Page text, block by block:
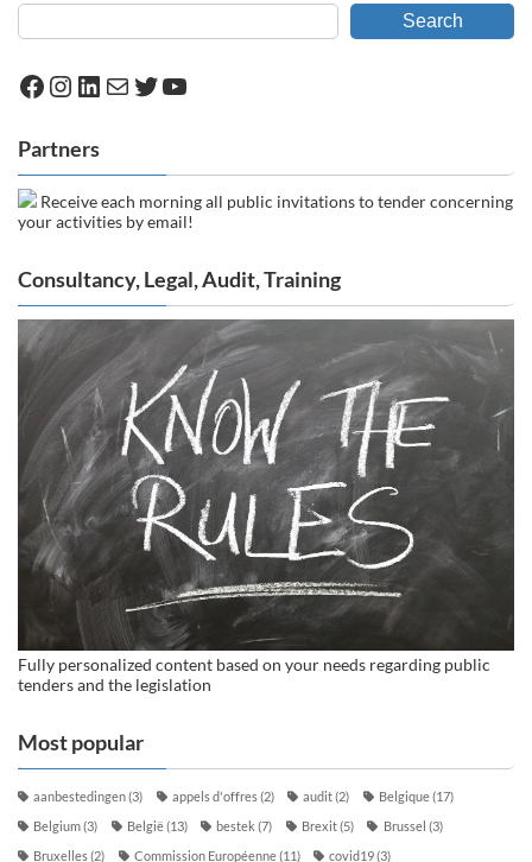
Search
Facebook
Instagram
LinkedIn
MailTwitter
YouTube
Partners
Receive each morning all public invitations to tender concerning
your activities by email!
Consultancy, Legal, Audit, Training
Fully personalized content based on your needs regarding public
tenders and the legislation
Most popular
aanbestedingen(3) appels d'offres(2) audit(2) Belgique(17)
Belgium(3) België(13) bestek (7) Brexit(5) Brussel (3)
Bruxelles(2) Commission Européenne(11) covid19(3)